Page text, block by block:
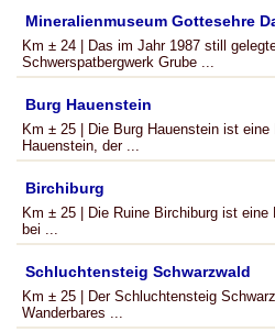
Mineralienmuseum Gottesehre
Km ± 24 | Das im Jahr 1987 still
Schwerspatbergwerk Grube ...
Burg Hauenstein
Km ± 25 | Die Burg Hauenstein ist
Hauenstein, der ...
Birchiburg
Km ± 25 | Die Ruine Birchiburg ist eine
bei ...
Schluchtensteig Schwarzwald
Km ± 25 | Der Schluchtensteig
Wanderbares ...